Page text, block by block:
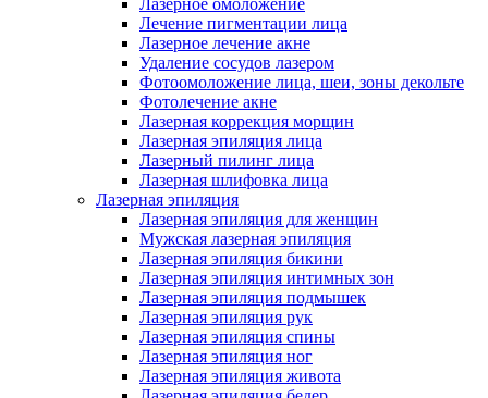
Лазерное омоложение
Лечение пигментации лица
Лазерное лечение акне
Удаление сосудов лазером
Фотоомоложение лица, шеи, зоны декольте
Фотолечение акне
Лазерная коррекция морщин
Лазерная эпиляция лица
Лазерный пилинг лица
Лазерная шлифовка лица
Лазерная эпиляция
Лазерная эпиляция для женщин
Мужская лазерная эпиляция
Лазерная эпиляция бикини
Лазерная эпиляция интимных зон
Лазерная эпиляция подмышек
Лазерная эпиляция рук
Лазерная эпиляция спины
Лазерная эпиляция ног
Лазерная эпиляция живота